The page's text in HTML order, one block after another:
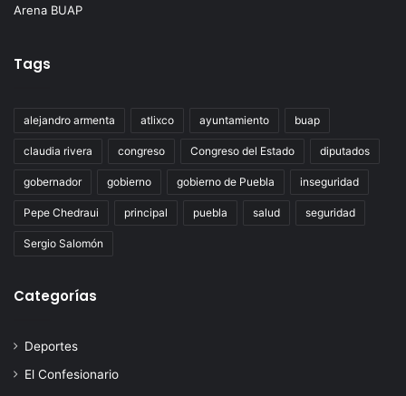
Tags
alejandro armenta atlixco ayuntamiento buap
claudia rivera congreso Congreso del Estado diputados
gobernador gobierno gobierno de Puebla inseguridad
Pepe Chedraui principal puebla salud seguridad
Sergio Salomón
Categorías
Deportes
El Confesionario